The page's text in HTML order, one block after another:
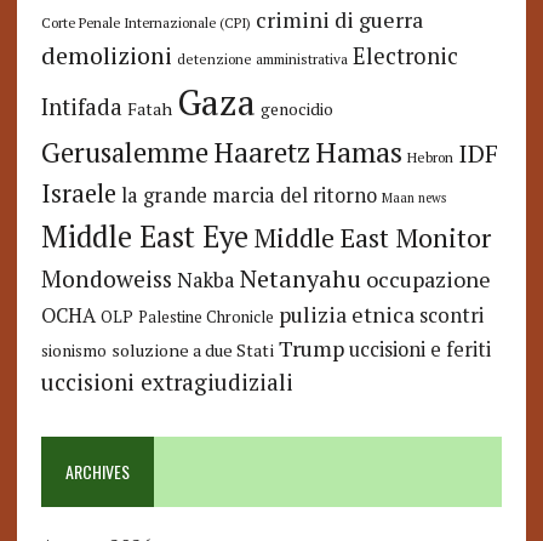
Corte Penale Internazionale (CPI) crimini di guerra
demolizioni detenzione amministrativa Electronic
Intifada Fatah Gaza genocidio
GerusalemmeHaaretzHamas Hebron IDF
Israele la grande marcia del ritorno Maan news
Middle East Eye Middle East Monitor
Mondoweiss Nakba Netanyahu occupazione
OCHA OLP Palestine Chronicle pulizia etnica scontri
sionismo soluzione a due Stati Trump uccisioni e feriti
uccisioni extragiudiziali
ARCHIVES